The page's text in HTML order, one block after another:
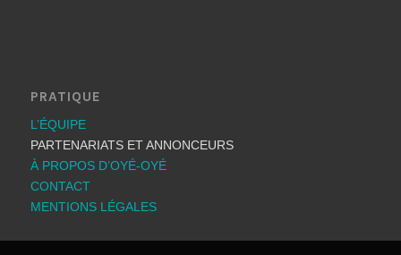
PRATIQUE
L’ÉQUIPE
PARTENARIATS ET ANNONCEURS
À PROPOS D’OYÉ-OYÉ
CONTACT
MENTIONS LÉGALES